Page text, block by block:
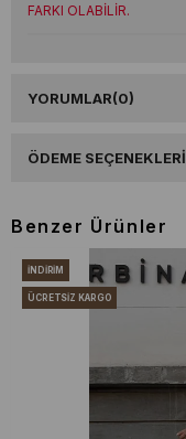
FARKI OLABİLİR.
YORUMLAR(0)
ÖDEME SEÇENEKLERI
Benzer Ürünler
İNDIRIM
ÜCRETSIZ KARGO